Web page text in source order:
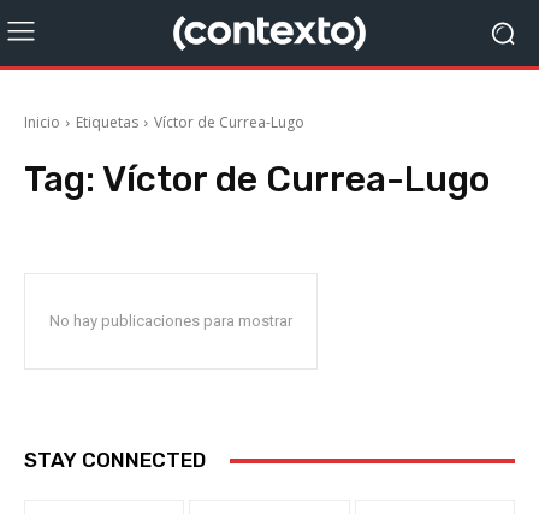
Inicio Etiquetas Víctor de Currea-Lugo
Tag: Víctor de Currea-Lugo
No hay publicaciones para mostrar
STAY CONNECTED